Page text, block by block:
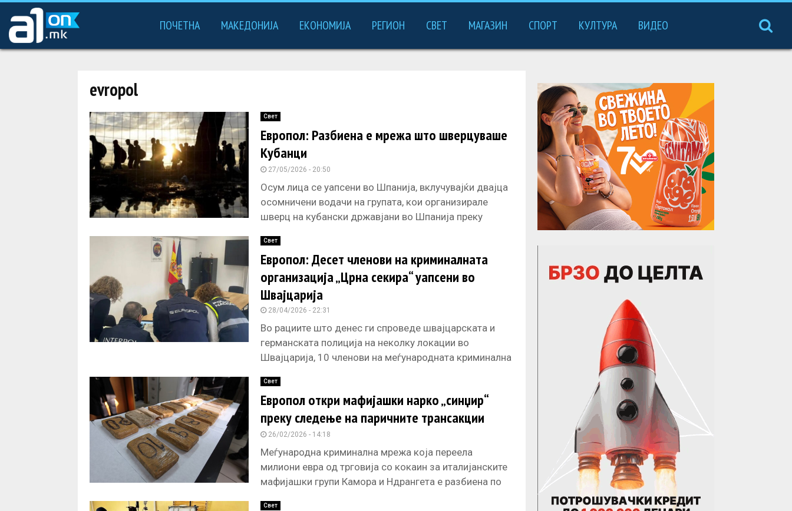
ПОЧЕТНА МАКЕДОНИЈА ЕКОНОМИЈА РЕГИОН СВЕТ МАГАЗИН СПОРТ КУЛТУРА ВИДЕО
evropol
Свет
Европол: Разбиена е мрежа што шверцуваше
Кубанци
27/05/2026 - 20:50
Осум лица се уапсени во Шпанија, вклучувајќи двајца
осомничени водачи на групата, кои организирале
шверц на кубански државјани во Шпанија преку
Свет
Европол: Десет членови на криминалната
организација „Црна секира“ уапсени во
Швајцарија
28/04/2026 - 22:31
Во рациите што денес ги спроведе швајцарската и
германската полиција на неколку локации во
Швајцарија, 10 членови на меѓународната криминална
Свет
Европол откри мафијашки нарко „синџир“
преку следење на паричните трансакции
26/02/2026 - 14:18
Меѓународна криминална мрежа која переела
милиони евра од трговија со кокаин за италијанските
мафијашки групи Камора и Ндрангета е разбиена по
Свет